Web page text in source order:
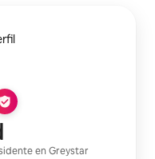
en Greystar